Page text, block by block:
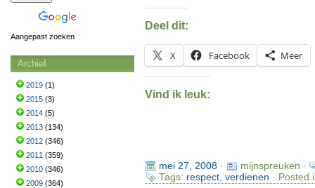
Deel dit:
X Facebook Meer
Vind ik leuk:
mei 27, 2008·
mijnspreuken ·
Tags: respect, verdienen · Posted
Aangepast zoeken
Archief
2019 (1)
2015 (3)
2014 (5)
2013 (134)
2012 (346)
2011 (359)
2010 (346)
2009 (364)